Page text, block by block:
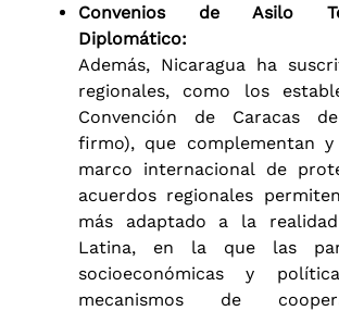
Convenios de Asilo
Diplomático:
Además, Nicaragua ha
regionales, como los
Convención de Caracas
firmo), que complementan
marco internacional de
acuerdos regionales
más adaptado a la
Latina, en la que las
socioeconómicas y
mecanismos de